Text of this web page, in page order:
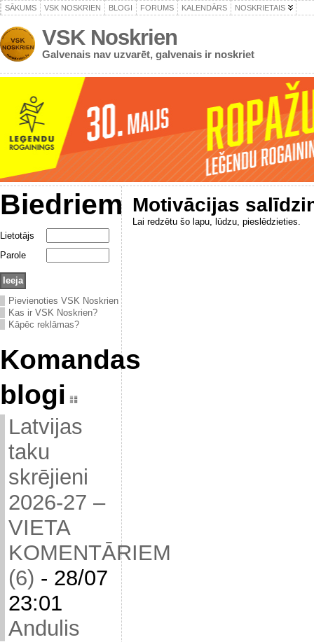
SĀKUMS VSK NOSKRIEN BLOGI FORUMS KALENDĀRS NOSKRIETAIS
VSK Noskrien
Galvenais nav uzvarēt, galvenais ir noskriet
Biedriem
Lietotājs
Parole
Pievienoties VSK Noskrien
Kas ir VSK Noskrien?
Kāpēc reklāmas?
Komandas
blogi
Latvijas
taku
skrējieni
2026-27 –
VIETA
KOMENTĀRIEM
(6) - 28/07
23:01
Andulis
Motivācijas
Lai redzētu šo lapu, lūdzu, pieslēdzieties.